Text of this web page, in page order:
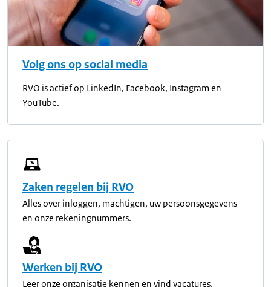
Volg ons op social media
RVO is actief op LinkedIn, Facebook, Instagram en
YouTube.
Zaken regelen bij RVO
Alles over inloggen, machtigen, uw persoonsgegevens
en onze rekeningnummers.
Werken bij RVO
Leer onze organisatie kennen en vind vacatures.